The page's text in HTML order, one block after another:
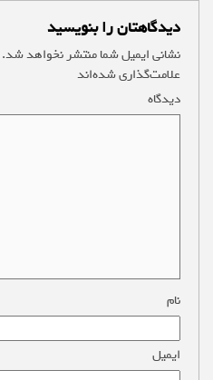
دیدگاهتان را بنویسید
نشانی ایمیل شما منتشر نخواهد شد.
علامت‌گذاری شده‌اند
دیدگاه
نام
ایمیل